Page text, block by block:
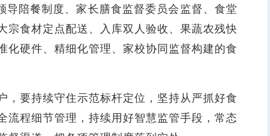
导陪餐制度、家长膳食监督委员会监督、食堂
宗食材定点配送、入库双人验收、果蔬农残快
化硬件、精细化管理、家校协同监督构建的食
要持续守住示范标杆定位，坚持从严抓好食
流程细节管理，持续用好智慧监管手段，常态